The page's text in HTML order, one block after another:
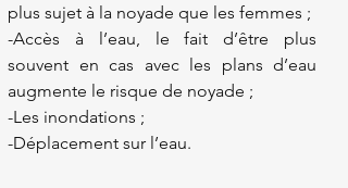
plus sujet à la noyade que les femmes ;
-Accès à l’eau, le fait d’être plus
souvent en cas avec les plans d’eau
augmente le risque de noyade ;
-Les inondations ;
-Déplacement sur l’eau.